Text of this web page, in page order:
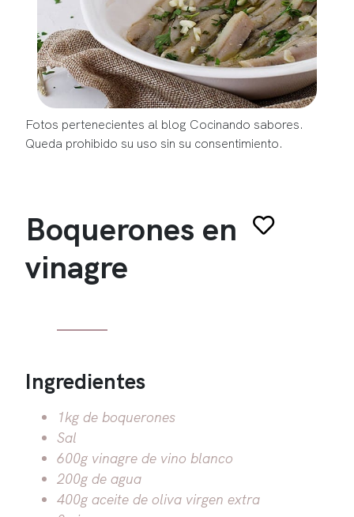
Fotos pertenecientes al blog Cocinando sabores.
Queda prohibido su uso sin su consentimiento.
Boquerones en
vinagre
Ingredientes
1kg de boquerones
Sal
600g vinagre de vino blanco
200g de agua
400g aceite de oliva virgen extra